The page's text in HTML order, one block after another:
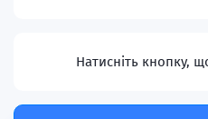
Натисніть кнопку,